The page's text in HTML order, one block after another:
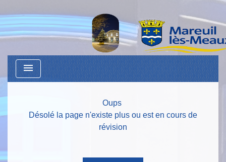
menu
Oups
Désolé la page n'existe plus ou est en cours de
révision